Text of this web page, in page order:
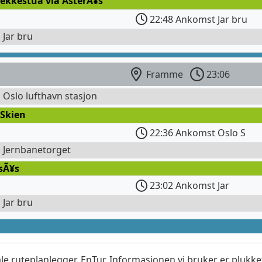
22:48 Ankomst Jar bru
bru
Framme
23:06
lufthavn stasjon
22:36 Ankomst Oslo S
23:02 Ankomst Jar
bru
ruteplanlegger, EnTur. Informasjonen vi bruker er